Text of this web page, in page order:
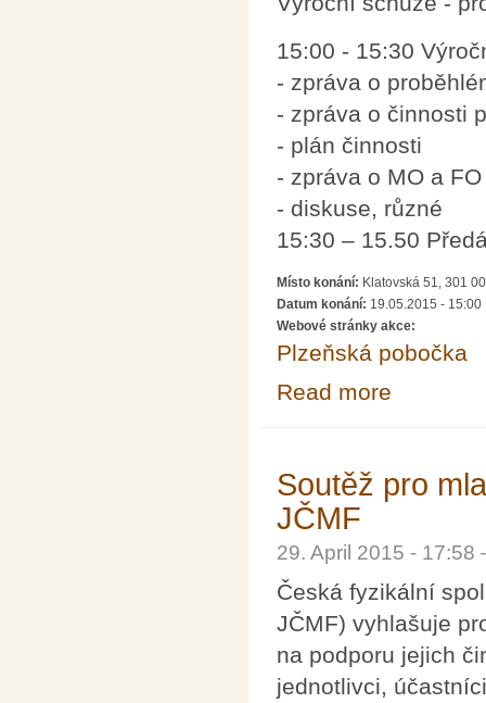
15:00 - 15:30
- zpráva o
- zpráva o činnosti
- plán činnosti
- zpráva o MO a FO
- diskuse, různé
15:30 – 15.50
Místo konání: Klatovská 51, 301
Datum konání: 19.05.2015 - 15:00
Webové stránky akce:
Plzeňská pobočka
Read more
Soutěž pro
JČMF
29. April 2015 -
Česká fyzikální
JČMF) vyhlašuje
na podporu jejich
jednotlivci,